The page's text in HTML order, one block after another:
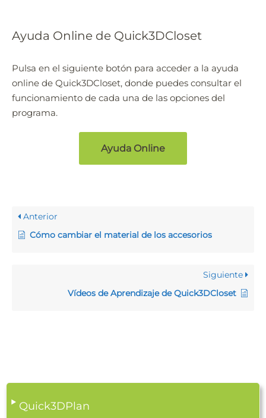
Quick3DPlan
Ayuda Online de Quick3DCloset
Pulsa en el siguiente botón para acceder a la ayuda
online de Quick3DCloset, donde puedes consultar el
funcionamiento de cada una de las opciones del
programa.
Ayuda Online
Anterior
Cómo cambiar el material de los accesorios
Siguiente
Vídeos de Aprendizaje de Quick3DCloset
Hola, ¿cómo puedo ayudarte?